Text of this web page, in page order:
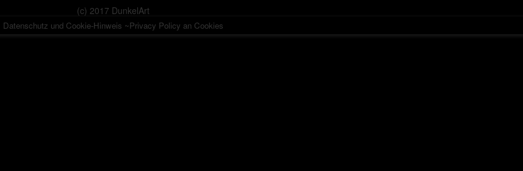
(c) 2017 DunkelArt
Datenschutz und Cookie-Hinweis ~Privacy Policy an Cookies